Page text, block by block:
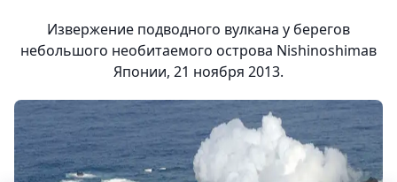
Извержение подводного вулкана у берегов
небольшого необитаемого острова Nishinoshimaв
Японии, 21 ноября 2013.